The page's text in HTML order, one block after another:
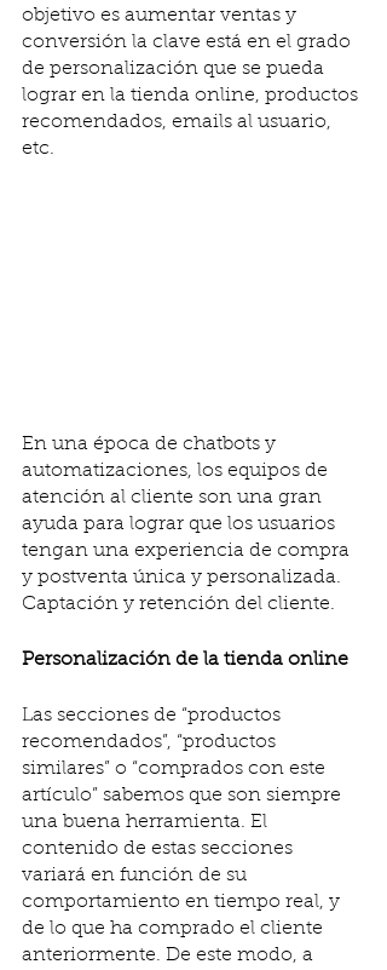
objetivo es aumentar ventas y
conversión la clave está en el grado
de personalización que se pueda
lograr en la tienda online, productos
recomendados, emails al usuario,
etc.
En una época de chatbots y
automatizaciones, los equipos de
atención al cliente son una gran
ayuda para lograr que los usuarios
tengan una experiencia de compra
y postventa única y personalizada.
Captación y retención del cliente.
Personalización de la tienda online
Las secciones de “productos
recomendados”, “productos
similares” o “comprados con este
artículo” sabemos que son siempre
una buena herramienta. El
contenido de estas secciones
variará en función de su
comportamiento en tiempo real, y
de lo que ha comprado el cliente
anteriormente. De este modo, a